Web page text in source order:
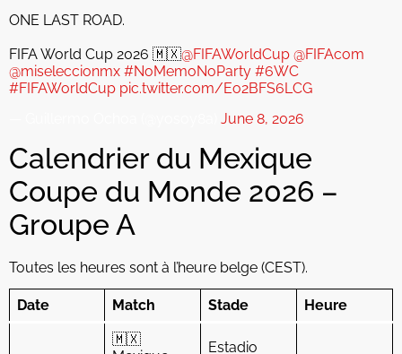
ONE LAST ROAD.
FIFA World Cup 2026 🇲🇽@FIFAWorldCup @FIFAcom
@miseleccionmx #NoMemoNoParty #6WC
#FIFAWorldCup pic.twitter.com/Eo2BFS6LCG
June 8, 2026
Calendrier du Mexique
Coupe du Monde 2026 –
Groupe A
Toutes les heures sont à l’heure belge (CEST).
Date Match Stade
Heure
🇲🇽
Estadio